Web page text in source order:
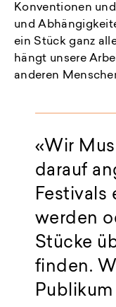
Konventionen
und
ein Stück ganz
hängt unsere
anderen
Wir
darauf
Festivals
werden
Stücke
finden.